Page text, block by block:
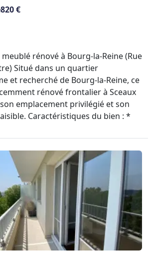
820 €
meublé rénové à Bourg-la-Reine (Rue
Situé dans un quartier
et recherché de Bourg-la-Reine, ce
rénové frontalier à Sceaux
emplacement privilégié et son
Caractéristiques du bien : *